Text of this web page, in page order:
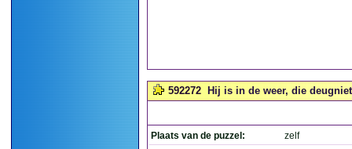
592272 Hij is in de weer, die
Plaats van de puzzel:
zelf